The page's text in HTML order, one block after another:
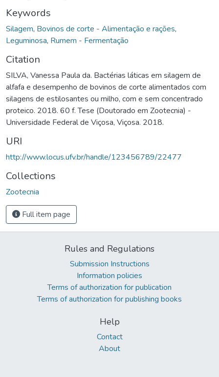
Keywords
Silagem, Bovinos de corte - Alimentação e rações,
Leguminosa, Rumem - Fermentação
Citation
SILVA, Vanessa Paula da. Bactérias láticas em silagem de
alfafa e desempenho de bovinos de corte alimentados com
silagens de estilosantes ou milho, com e sem concentrado
proteico. 2018. 60 f. Tese (Doutorado em Zootecnia) -
Universidade Federal de Viçosa, Viçosa. 2018.
URI
http://www.locus.ufv.br/handle/123456789/22477
Collections
Zootecnia
Full item page
Rules and Regulations
Submission Instructions
Information policies
Terms of authorization for publication
Terms of authorization for publishing books
Help
Contact
About